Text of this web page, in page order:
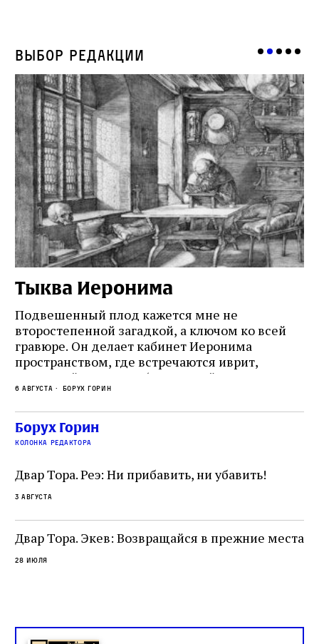
Выбор редакции
Тыква Иеронима
Подвешенный плод кажется мне не
второстепенной загадкой, а ключом ко всей
гравюре. Он делает кабинет Иеронима
пространством, где встречаются иврит,
греческий и латынь; буквальный смысл и
церковная традиция; филологическая
точность и понятность; переводчик,
убеждённый в необходимости исправления, и
читатель, воспринимающий исправление как
не просто покровитель переводчиков,
окружённый книгами. Перед нами человек,
одно решение которого вызвало возмущение
целой общины и стало частью многовекового
спора о том, кому принадлежит последнее
слово в переводе Библии
6 августа Борух Горин
Борух Горин
колонка редактора
Двар Тора. Реэ: Ни прибавить, ни убавить!
3 августа
Двар Тора. Экев: Возвращайся в прежние места
28 июля